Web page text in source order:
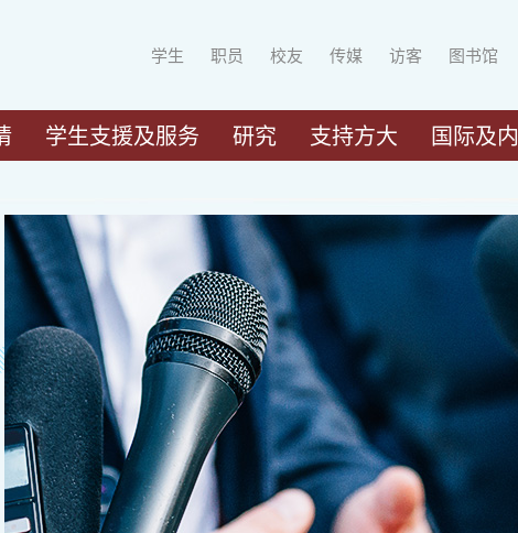
学生 职员 校友 传媒 访客 图书馆
学生支援及服务 研究 支持方大 国际及